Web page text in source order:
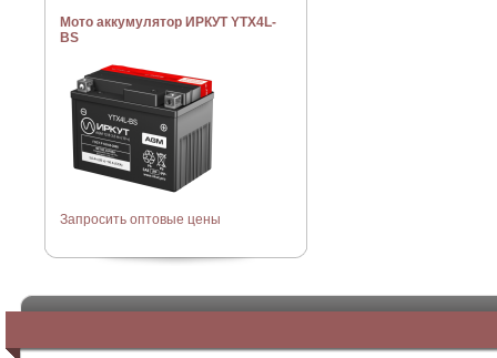
Мото аккумулятор ИРКУТ YTX4L-
BS
Запросить оптовые цены